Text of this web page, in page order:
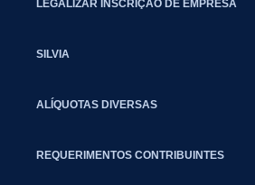
LEGALIZAR INSCRIÇÃO DE EMPRESA
SILVIA
ALÍQUOTAS DIVERSAS
REQUERIMENTOS CONTRIBUINTES